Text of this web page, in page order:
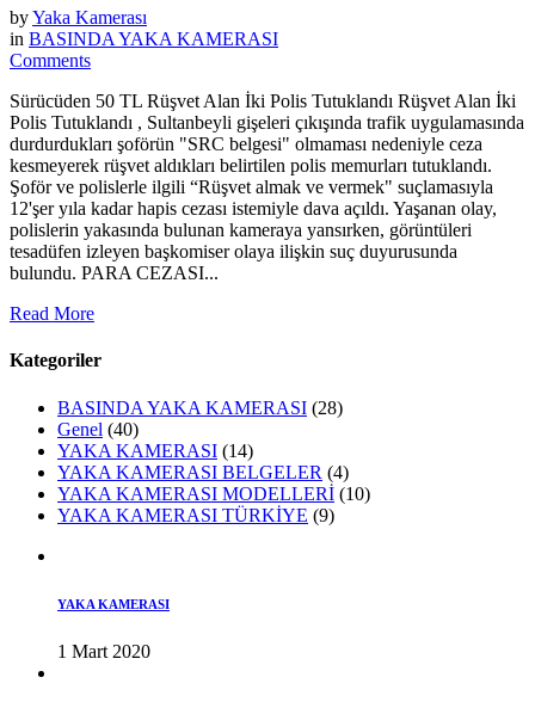
byYaka Kamerası
in BASINDA YAKA KAMERASI
Comments
Sürücüden 50 TL Rüşvet Alan İki Polis Tutuklandı Rüşvet Alan İki
Polis Tutuklandı , Sultanbeyli gişeleri çıkışında trafik uygulamasında
durdurdukları şoförün "SRC belgesi" olmaması nedeniyle ceza
kesmeyerek rüşvet aldıkları belirtilen polis memurları tutuklandı.
Şoför ve polislerle ilgili “Rüşvet almak ve vermek" suçlamasıyla
12'şer yıla kadar hapis cezası istemiyle dava açıldı. Yaşanan olay,
polislerin yakasında bulunan kameraya yansırken, görüntüleri
tesadüfen izleyen başkomiser olaya ilişkin suç duyurusunda
bulundu. PARA CEZASI...
Read More
Kategoriler
BASINDA YAKA KAMERASI (28)
Genel (40)
YAKA KAMERASI (14)
YAKA KAMERASI BELGELER (4)
YAKA KAMERASI MODELLERİ (10)
YAKA KAMERASI TÜRKİYE (9)
YAKA KAMERASI
1 Mart 2020